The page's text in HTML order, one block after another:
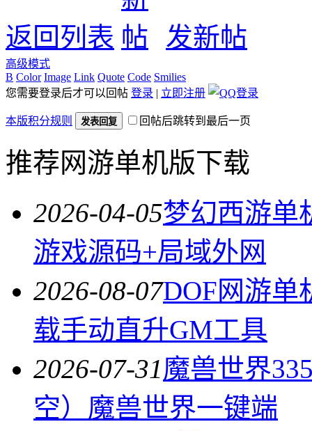
返回列表 发新帖
高级模式
B Color Image Link Quote Code Smilies
您需要登录后才可以回帖 登录 | 立即注册
本版积分规则 发表回复 回帖后跳转到最后一页
推荐网游单机版下载
2026-04-05梦幻西游单
游戏源码+局域外网
2026-08-07DOF网游单
载手动直升GM工具
2026-07-31魔兽世界
空）魔兽世界一键端